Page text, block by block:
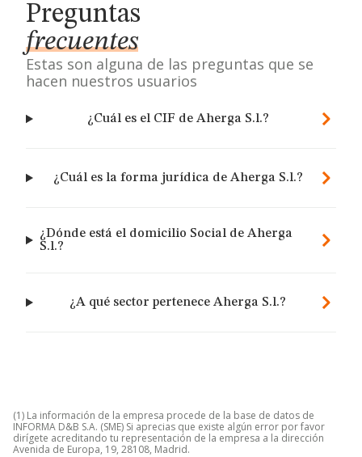
Preguntas
frecuentes
Estas son alguna de las preguntas que se
hacen nuestros usuarios
¿Cuál es el CIF de Aherga S.l.?
¿Cuál es la forma jurídica de Aherga S.l.?
¿Dónde está el domicilio Social de Aherga
S.l.?
¿A qué sector pertenece Aherga S.l.?
(1) La información de la empresa procede de la base de datos de
INFORMA D&B S.A. (SME) Si aprecias que existe algún error por favor
dirígete acreditando tu representación de la empresa a la dirección
Avenida de Europa, 19, 28108, Madrid.